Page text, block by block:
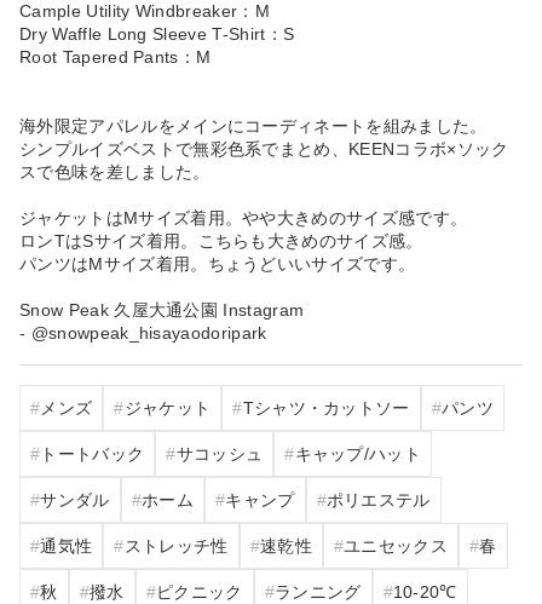
Cample Utility Windbreaker：M
Dry Waffle Long Sleeve T-Shirt：S
Root Tapered Pants：M
海外限定アパレルをメインにコーディネートを組みました。
シンプルイズベストで無彩色系でまとめ、KEENコラボ×ソック
スで色味を差しました。
ジャケットはMサイズ着用。やや大きめのサイズ感です。
ロンTはSサイズ着用。こちらも大きめのサイズ感。
パンツはMサイズ着用。ちょうどいいサイズです。
Snow Peak 久屋大通公園 Instagram
- @snowpeak_hisayaodoripark
メンズ ジャケット Tシャツ・カットソー パンツ
トートバック サコッシュ キャップ/ハット
サンダル ホーム キャンプ ポリエステル
通気性 ストレッチ性 速乾性 ユニセックス 春
秋 撥水 ピクニック ランニング 10‐20℃